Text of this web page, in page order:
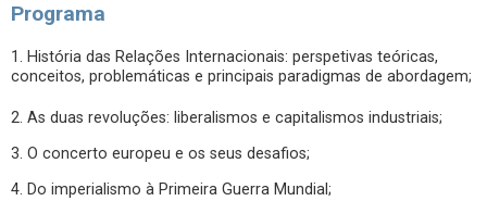
Programa
1. História das Relações Internacionais: perspetivas teóricas,
conceitos, problemáticas e principais paradigmas de abordagem;
2. As duas revoluções: liberalismos e capitalismos industriais;
3. O concerto europeu e os seus desafios;
4. Do imperialismo à Primeira Guerra Mundial;